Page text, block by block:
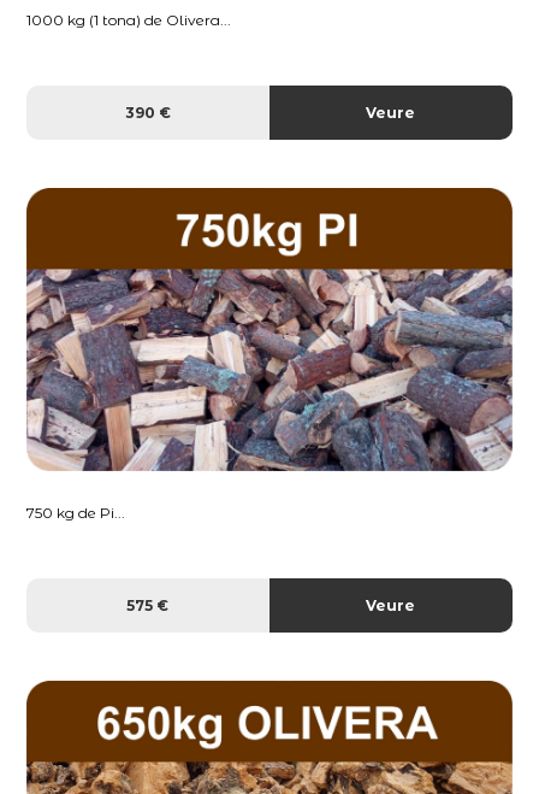
1000 kg (1 tona) de Olivera...
390 € Veure
750 kg de Pi...
575 € Veure